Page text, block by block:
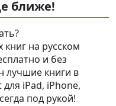
ближе!
на русском
и без
лучшие книги в
iPad, iPhone,
под рукой!